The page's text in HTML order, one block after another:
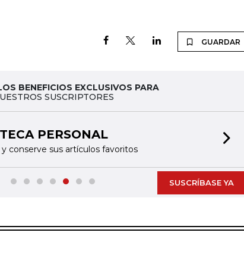
GUARDAR
BENEFICIOS EXCLUSIVOS PARA
SUSCRIPTORES
PERSONAL
conserve sus artículos favoritos
SUSCRÍBASE YA